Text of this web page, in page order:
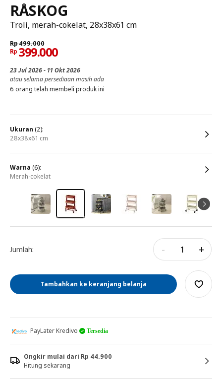
RÅSKOG
Troli, merah-cokelat, 28x38x61 cm
Rp499.000
Rp 399.000
23 Jul 2026 - 11 Okt 2026
atau selama persediaan masih ada
6 orang telah membeli produk ini
ukuran (2):
28x38x61 cm
warna (6):
merah-cokelat
Jumlah: - +
Tambahkan ke keranjang belanja
PayLater Kredivo Tersedia
Ongkir mulai dari Rp 44.900
Hitung sekarang